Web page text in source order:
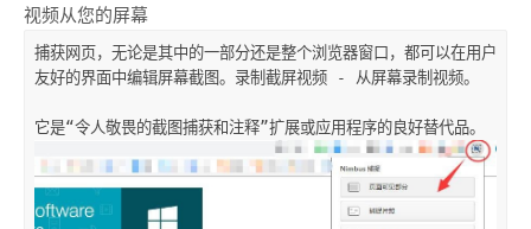
视频从您的屏幕
捕获网页，无论是其中的一部分还是整个浏览器窗口，都可以在用户
友好的界面中编辑屏幕截图。录制截屏视频 - 从屏幕录制视频。